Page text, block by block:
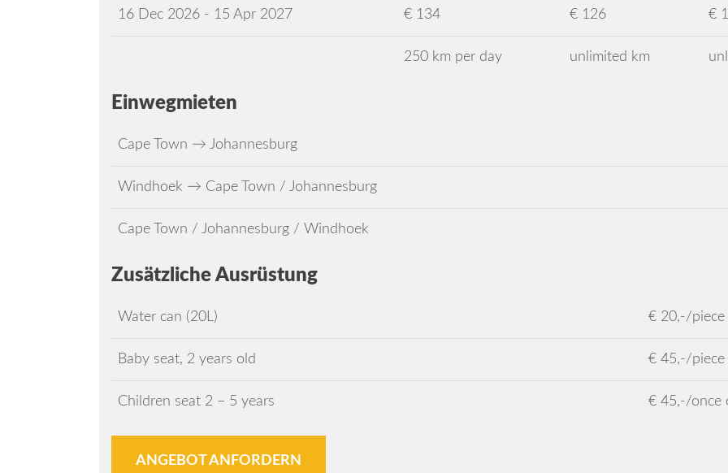
16 Dec 2026 - 15 Apr 2027 € 134 € 126 €
250 km per day unlimited km
Einwegmieten
Cape Town → Johannesburg
Windhoek → Cape Town / Johannesburg
Cape Town / Johannesburg / Windhoek
Zusätzliche Ausrüstung
Water can (20L) € 20,-/piece
Baby seat, 2 years old € 45,-/piece
Children seat 2 – 5 years € 45,-/once
ANGEBOT ANFORDERN